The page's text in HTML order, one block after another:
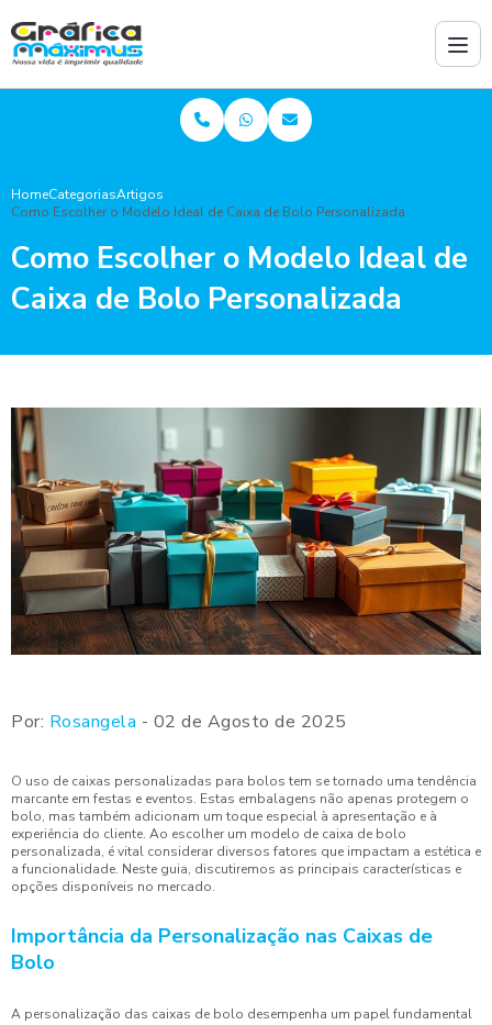
HomeCategoriasArtigos
Como Escolher o Modelo Ideal de Caixa de Bolo Personalizada
Como Escolher o Modelo Ideal de
Caixa de Bolo Personalizada
Por: Rosangela - 02 de Agosto de 2025
O uso de caixas personalizadas para bolos tem se tornado uma tendência
marcante em festas e eventos. Estas embalagens não apenas protegem o
bolo, mas também adicionam um toque especial à apresentação e à
experiência do cliente. Ao escolher um modelo de caixa de bolo
personalizada, é vital considerar diversos fatores que impactam a estética e
a funcionalidade. Neste guia, discutiremos as principais características e
opções disponíveis no mercado.
Importância da Personalização nas Caixas de
Bolo
A personalização das caixas de bolo desempenha um papel fundamental